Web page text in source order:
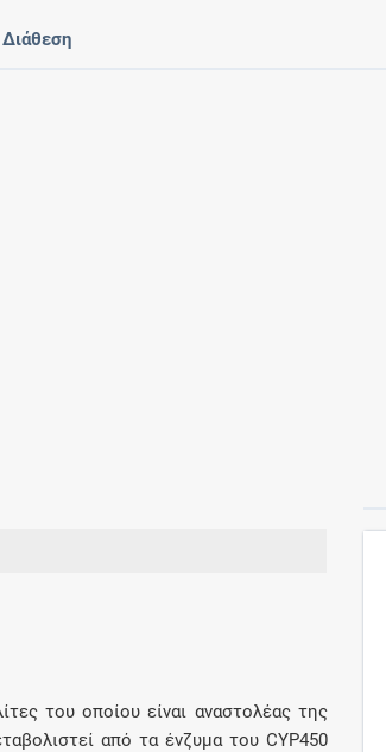
Διάθεση
του οποίου είναι αναστολέας της
από τα ένζυμα του CYP450